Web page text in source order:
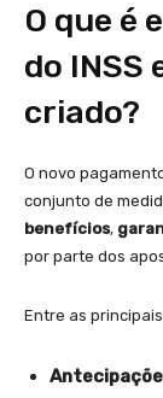
O que é
do INSS
criado?
O novo
conjunto de
benefícios,
por parte dos
Entre as